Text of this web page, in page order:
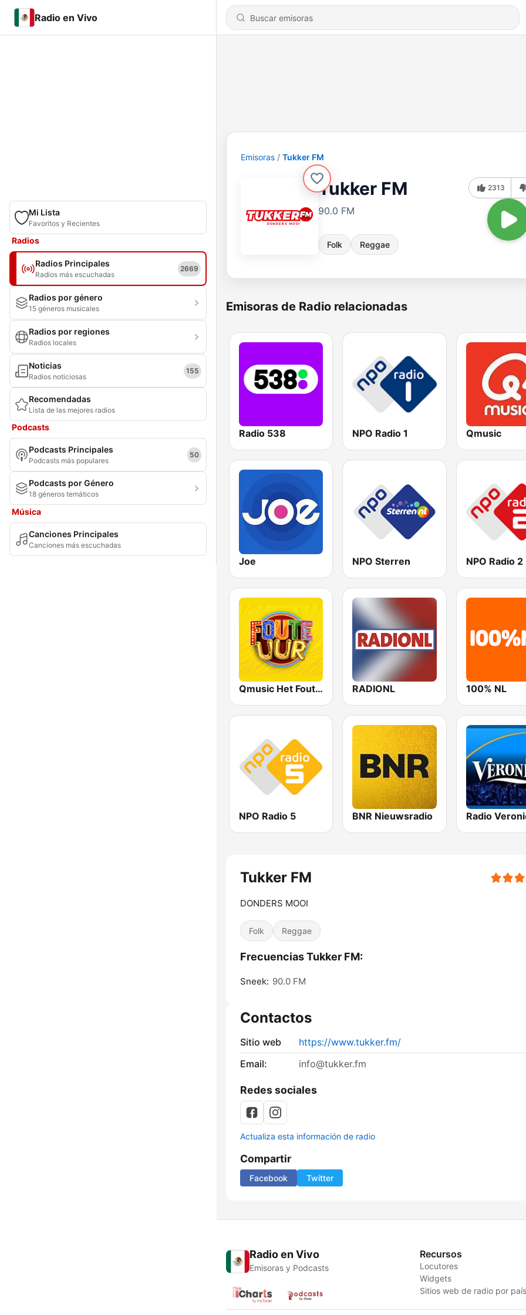
Radio en Vivo
Mi Lista
Favoritos y Recientes
Radios
Radios Principales
Radios más escuchadas
2669
Radios por género
15 géneros musicales
Radios por regiones
Radios locales
Noticias
Radios noticiosas
155
Recomendadas
Lista de las mejores radios
Podcasts
Podcasts Principales
Podcasts más populares
50
Podcasts por Género
18 géneros temáticos
Música
Canciones Principales
Canciones más escuchadas
Emisoras Tukker FM
Tukker FM
90.0 FM
Folk Reggae
2313
Emisoras de Radio relacionadas
Radio 538 NPO Radio 1 Qmusic
Joe NPO Sterren NPO Radio 2
Qmusic Het Foute Uur RADIONL 100% NL
NPO Radio 5 BNR Nieuwsradio Radio
Tukker FM
DONDERS MOOI
Folk Reggae
Frecuencias Tukker FM:
Sneek: 90.0 FM
Contactos
Sitio web
https://www.tukker.fm/
Email:
info@tukker.fm
Redes sociales
Actualiza esta información de radio
Compartir
Facebook Twitter
Radio en Vivo
Emisoras y Podcasts
Recursos
Locutores
Widgets
Sitios web de radio por